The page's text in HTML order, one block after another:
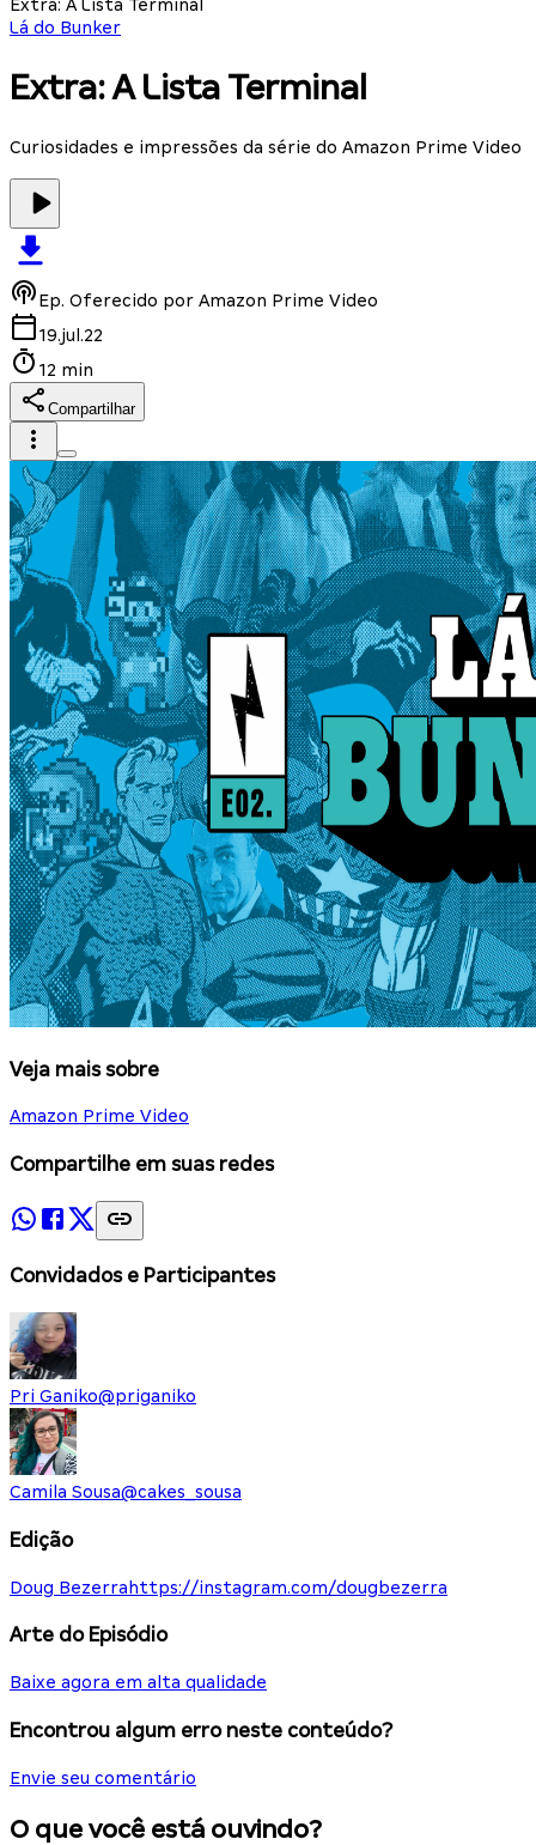
Extra: A Lista Terminal
Lá do Bunker
Extra: A Lista Terminal
Curiosidades e impressões da série do Amazon Prime Video
Ep. Oferecido por Amazon Prime Video
19.jul.22
12 min
Compartilhar
Veja mais sobre
Amazon Prime Video
Compartilhe em suas redes
Convidados e Participantes
Pri Ganiko@priganiko
Camila Sousa@cakes_sousa
Edição
Doug Bezerra https://instagram.com/dougbezerra
Arte do Episódio
Baixe agora em alta qualidade
Encontrou algum erro neste conteúdo?
Envie seu comentário
O que você está ouvindo?